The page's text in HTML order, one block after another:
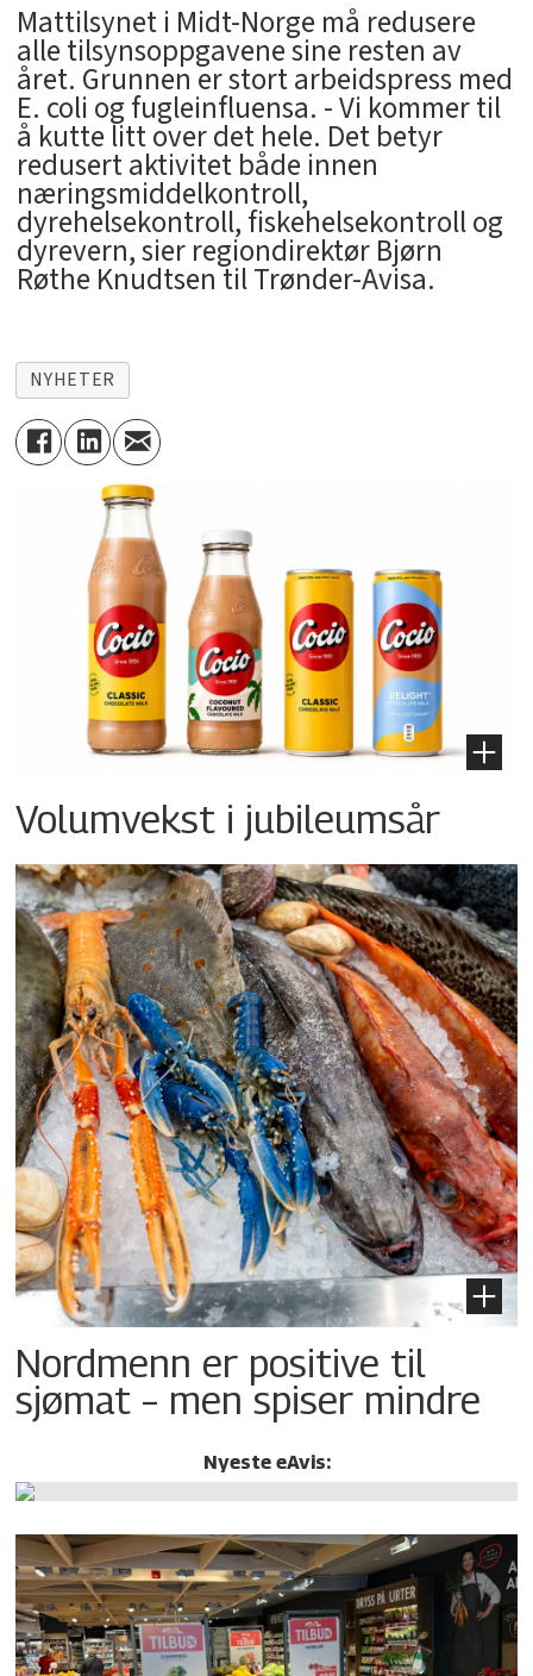
Mattilsynet i Midt-Norge må redusere
alle tilsynsoppgavene sine resten av
året. Grunnen er stort arbeidspress med
E. coli og fugleinfluensa. - Vi kommer til
å kutte litt over det hele. Det betyr
redusert aktivitet både innen
næringsmiddelkontroll,
dyrehelsekontroll, fiskehelsekontroll og
dyrevern, sier regiondirektør Bjørn
Røthe Knudtsen til Trønder-Avisa.
NYHETER
Volumvekst i jubileumsår
Nordmenn er positive til
sjømat – men spiser mindre
Nyeste eAvis: